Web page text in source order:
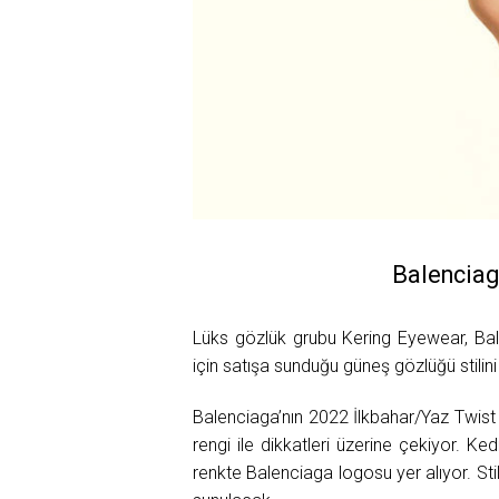
Lüks gözlük grubu Kering Eyewear,
için satışa sunduğu güneş gözlüğü
Balenciaga’nın 2022 İlkbahar/Yaz
rengi ile dikkatleri üzerine çekiyor.
renkte Balenciaga logosu yer alıyor.